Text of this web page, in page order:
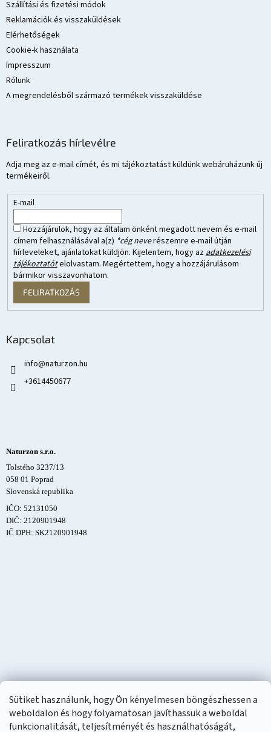
Sütiket használunk, hogy Ön kényelmesen böngészhessen a
weboldalon és hogy folyamatosan javíthassuk a weboldal
funkcionalitását, teljesítményét és használhatóságát,
Szállítási és fizetési módok
Reklamációk és visszaküldések
Elérhetőségek
Cookie-k használata
Impresszum
Rólunk
A megrendelésből származó termékek visszaküldése
Feliratkozás hírlevélre
Adja meg az e-mail címét, és mi tájékoztatást küldünk webáruházunk új
termékeiről.
E-mail
Hozzájárulok, hogy az általam önként megadott nevem és e-mail
címem felhasználásával a(z) *cég neverészemre e-mail útján
hírleveleket, ajánlatokat küldjön. Kijelentem, hogy azadatkezelési
tájékoztatótelolvastam. Megértettem, hogy a hozzájárulásom
bármikor visszavonhatom.
FELIRATKOZÁS
Kapcsolat
info@naturzon.hu
+3614450677
Naturzon s.r.o.
Tolstého 3237/13
058 01 Poprad
Slovenská republika
IČO: 52131050
DIČ: 2120901948
IČ DPH: SK2120901948